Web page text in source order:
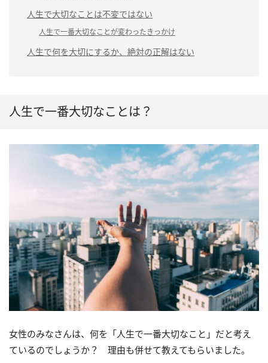
人生で大切なことは不変ではない
人生で一番大切なことが変わったきっかけ
人生で何を大切にするか、絶対の正解はない
人生で一番大切なことは？
女性のみなさんは、何を「人生で一番大切なこと」だと考え
ているのでしょうか？ 理由も併せて教えてもらいました。